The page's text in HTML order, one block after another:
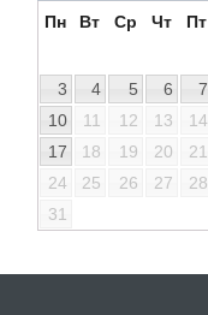
Пн Вт Ср Чт Пт
3
4 5 6 7
10
11 12 13 14
17
18 19 20 21
24
25 26 27 28
31